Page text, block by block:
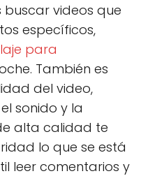
buscar videos que
específicos,
para
También es
del video,
sonido y la
alta calidad te
lo que se está
leer comentarios y